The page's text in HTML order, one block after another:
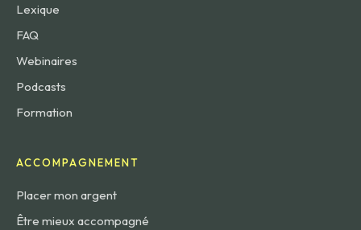
Lexique
FAQ
Webinaires
Podcasts
Formation
ACCOMPAGNEMENT
Placer mon argent
Être mieux accompagné